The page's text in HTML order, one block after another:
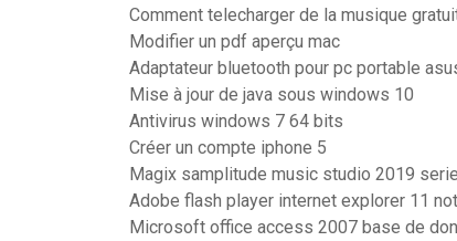
Comment telecharger de la musique
Modifier un pdf aperçu mac
Adaptateur bluetooth pour pc portable
Mise à jour de java sous windows 10
Antivirus windows 7 64 bits
Créer un compte iphone 5
Magix samplitude music studio 2019
Adobe flash player internet explorer 11
Microsoft office access 2007 base de